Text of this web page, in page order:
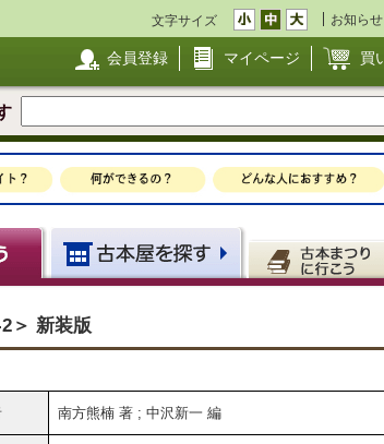
文字サイズ お知らせ
会員登録 マイページ 買
＞ 新装版
南方熊楠 著 ; 中沢新一 編